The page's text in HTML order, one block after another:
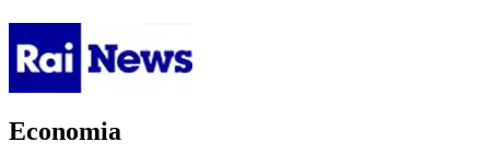
Economia